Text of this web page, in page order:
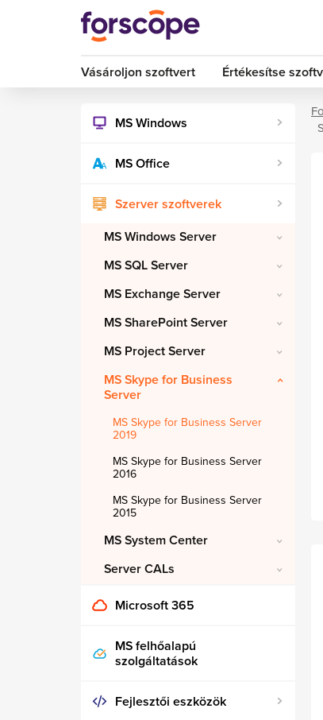
Vásároljon szoftvert Értékesítse
MS Windows
MS Office
Szerver szoftverek
MS Windows Server
MS SQL Server
MS Exchange Server
MS SharePoint Server
MS Project Server
MS Skype for Business
Server
MS Skype for Business Server
2019
MS Skype for Business Server
2016
MS Skype for Business Server
2015
MS System Center
Server CALs
Microsoft 365
MS felhőalapú
szolgáltatások
Fejlesztői eszközök